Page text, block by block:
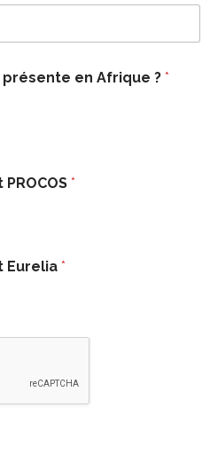
en Afrique ? *
*
Eurelia *